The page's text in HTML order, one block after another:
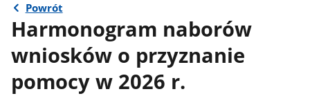
Powrót
Harmonogram naborów
wniosków o przyznanie
pomocy w 2026 r.